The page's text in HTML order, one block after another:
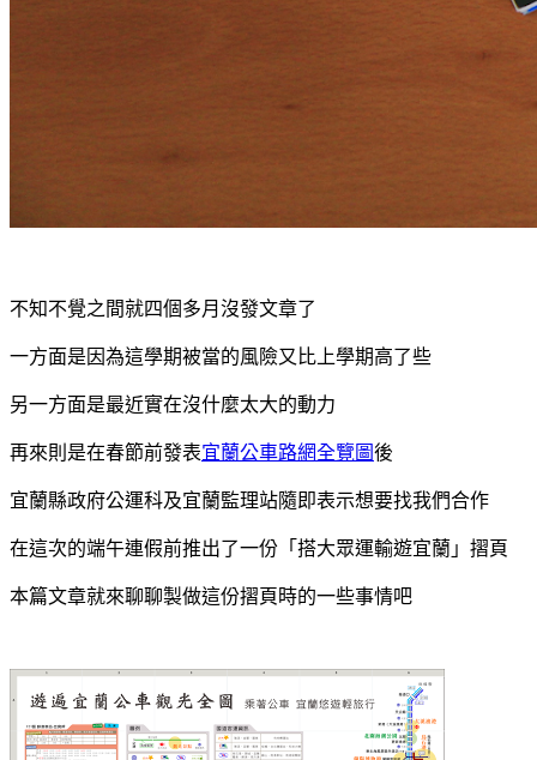
不知不覺之間就四個多月沒發文章了
一方面是因為這學期被當的風險又比上學期高了些
另一方面是最近實在沒什麼太大的動力
再來則是在春節前發表宜蘭公車路網全覽圖後
宜蘭縣政府公運科及宜蘭監理站隨即表示想要找我們合作
在這次的端午連假前推出了一份「搭大眾運輸遊宜蘭」摺頁
本篇文章就來聊聊製做這份摺頁時的一些事情吧